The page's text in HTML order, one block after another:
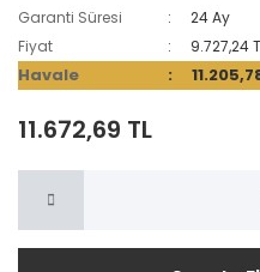
Garanti Süresi
24 Ay
Fiyat
9.727,24
Havale
11.672,69 TL